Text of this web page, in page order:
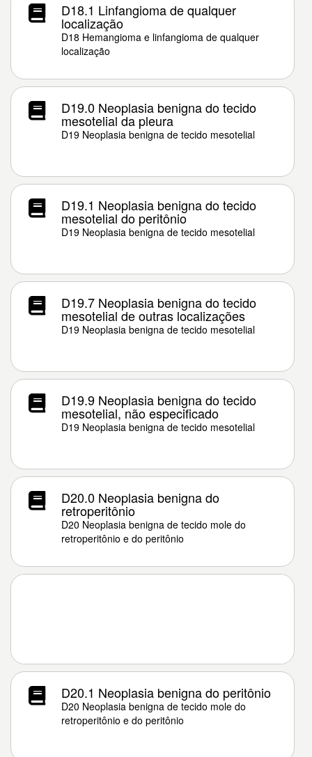
D18.1 Linfangioma de qualquer
localização
D18 Hemangioma e linfangioma de qualquer
localização
D19.0 Neoplasia benigna do tecido
mesotelial da pleura
D19 Neoplasia benigna de tecido mesotelial
D19.1 Neoplasia benigna do tecido
mesotelial do peritônio
D19 Neoplasia benigna de tecido mesotelial
D19.7 Neoplasia benigna do tecido
mesotelial de outras localizações
D19 Neoplasia benigna de tecido mesotelial
D19.9 Neoplasia benigna do tecido
mesotelial, não especificado
D19 Neoplasia benigna de tecido mesotelial
D20.0 Neoplasia benigna do
retroperitônio
D20 Neoplasia benigna de tecido mole do
retroperitônio e do peritônio
D20.1 Neoplasia benigna do peritônio
D20 Neoplasia benigna de tecido mole do
retroperitônio e do peritônio